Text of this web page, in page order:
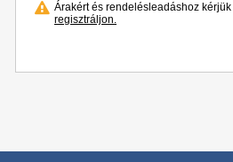
Árakért és rendelésleadáshoz kérjük
regisztráljon.